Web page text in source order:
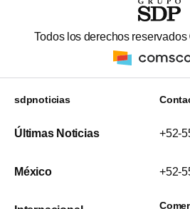
Todos los derechos
sdpnoticias
Últimas Noticias
México
+52-
+52-